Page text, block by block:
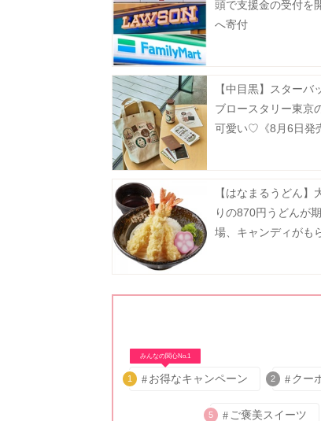
頭で支援金の受付
へ寄付
【中目黒】スターバ
ブロースタリー東京
可愛い♡《8月6日発
【はなまるうどん】
りの870円うどんが
場、キャンディがも
みんなの関心No.1
1 お得なキャンペーン 2 クー
5 ご褒美スイーツ